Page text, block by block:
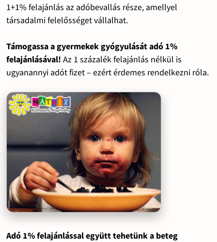
1+1% felajánlás az adóbevallás része, amellyel
társadalmi felelősséget vállalhat.
Támogassa a gyermekek gyógyulását adó 1%
felajánlásával! Az 1 százalék felajánlás nélkül is
ugyanannyi adót fizet – ezért érdemes rendelkezni róla.
Adó 1% felajánlással együtt tehetünk a beteg